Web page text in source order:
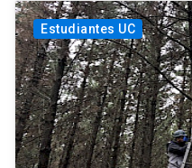
Estudiantes UC